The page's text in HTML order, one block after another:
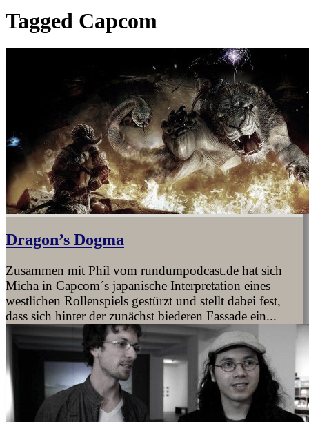
Tagged Capcom
Dragon’s Dogma
Zusammen mit Phil vom rundumpodcast.de hat sich
Micha in Capcom´s japanische Interpretation eines
westlichen Rollenspiels gestürzt und stellt dabei fest,
dass sich hinter der zunächst biederen Fassade ein...